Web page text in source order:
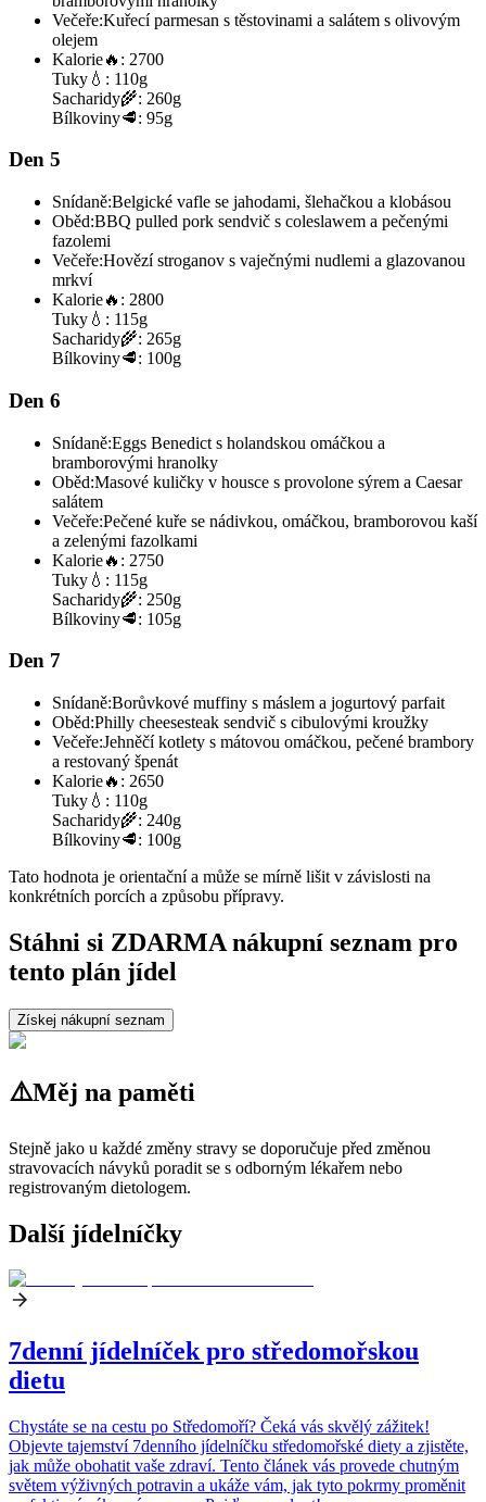
Večeře:Kuřecí parmesan s těstovinami a salátem s olivovým
olejem
Kalorie🔥: 2700
Tuky 💧: 110g
Sacharidy🌾: 260g
Bílkoviny🥩: 95g
Den 5
Snídaně:Belgické vafle se jahodami, šlehačkou a klobásou
Oběd:BBQ pulled pork sendvič s coleslawem a pečenými
fazolemi
Večeře:Hovězí stroganov s vaječnými nudlemi a glazovanou
mrkví
Kalorie🔥: 2800
Tuky 💧: 115g
Sacharidy🌾: 265g
Bílkoviny🥩: 100g
Den 6
Snídaně:Eggs Benedict s holandskou omáčkou a
bramborovými hranolky
Oběd:Masové kuličky v housce s provolone sýrem a Caesar
salátem
Večeře:Pečené kuře se nádivkou, omáčkou, bramborovou kaší
a zelenými fazolkami
Kalorie🔥: 2750
Tuky 💧: 115g
Sacharidy🌾: 250g
Bílkoviny🥩: 105g
Den 7
Snídaně:Borůvkové muffiny s máslem a jogurtový parfait
Oběd:Philly cheesesteak sendvič s cibulovými kroužky
Večeře:Jehněčí kotlety s mátovou omáčkou, pečené brambory
a restovaný špenát
Kalorie🔥: 2650
Tuky 💧: 110g
Sacharidy🌾: 240g
Bílkoviny🥩: 100g
Tato hodnota je orientační a může se mírně lišit v závislosti na
konkrétních porcích a způsobu přípravy.
Stáhni si ZDARMA nákupní seznam pro
tento plán jídel
Získej nákupní seznam
⚠️Měj na paměti
Stejně jako u každé změny stravy se doporučuje před změnou
stravovacích návyků poradit se s odborným lékařem nebo
registrovaným dietologem.
Další jídelníčky
7denní jídelníček pro středomořskou
dietu
Chystáte se na cestu po Středomoří? Čeká vás skvělý zážitek!
Objevte tajemství 7denního jídelníčku středomořské diety a zjistěte,
jak může obohatit vaše zdraví. Tento článek vás provede chutným
světem výživných potravin a ukáže vám, jak tyto pokrmy proměnit